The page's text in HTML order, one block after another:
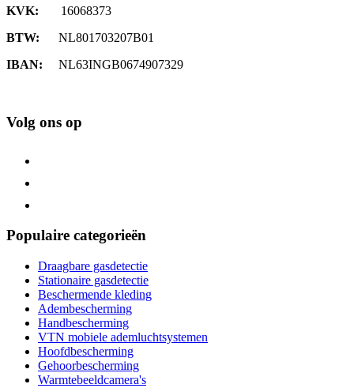
KVK: 16068373
BTW: NL801703207B01
IBAN: NL63INGB0674907329
Volg ons op
Populaire categorieën
Draagbare gasdetectie
Stationaire gasdetectie
Beschermende kleding
Adembescherming
Handbescherming
VTN mobiele ademluchtsystemen
Hoofdbescherming
Gehoorbescherming
Warmtebeeldcamera's